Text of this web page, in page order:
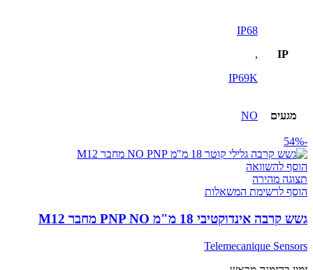
IP
IP68
,
IP69K
מגעים NO
-54%
הוסף להשוואה
תצוגה מהירה
הוסף לרשימת המשאלות
גשש קרבה אינדוקטיבי 18 מ"מ PNP NO מחבר M12
Telemecanique Sensors